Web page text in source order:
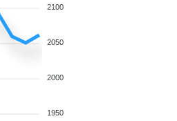
2100
2050
2000
1950